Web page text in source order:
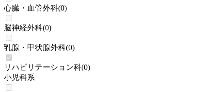
心臓・血管外科(0)
脳神経外科(0)
乳腺・甲状腺外科(0)
リハビリテーション科(0)
小児科系